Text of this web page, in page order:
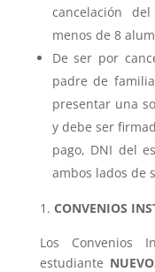
cancelación
menos de 8
De ser por
padre de
presentar una
y debe ser
pago, DNI del
ambos lados de
CONVENIOS
Los Convenios
estudiante